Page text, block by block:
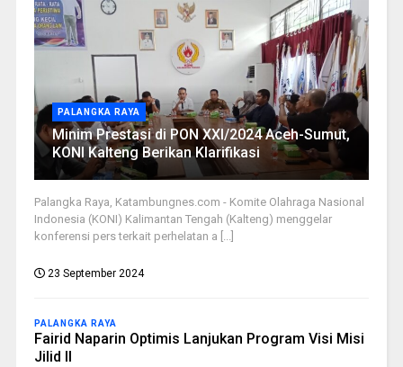
PALANGKA RAYA
Minim Prestasi di PON XXI/2024 Aceh-Sumut,
KONI Kalteng Berikan Klarifikasi
Palangka Raya, Katambungnes.com - Komite Olahraga Nasional
Indonesia (KONI) Kalimantan Tengah (Kalteng) menggelar
konferensi pers terkait perhelatan a [...]
23 September 2024
PALANGKA RAYA
Fairid Naparin Optimis Lanjukan Program Visi Misi
Jilid II